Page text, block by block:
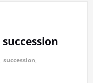
succession,